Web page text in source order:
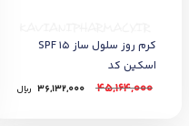
کرم روز سلول ساز SPF 15
اسکین کد
45,164,000
36,132,000 ﷼